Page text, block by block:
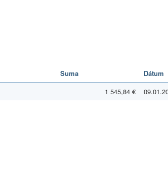
Suma Dátum
1 545,84 €